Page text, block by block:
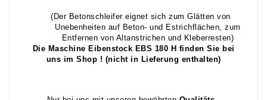
(Der Betonschleifer eignet sich zum Glätten von
Unebenheiten auf Beton- und Estrichflächen, zum
Entfernen von Altanstrichen und Kleberresten)
Die Maschine Eibenstock EBS 180 H finden Sie bei
uns im Shop ! (nicht in Lieferung enthalten)